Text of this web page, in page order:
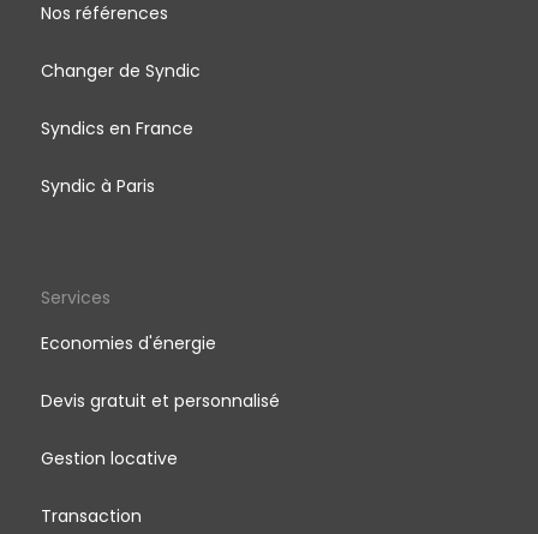
Nos références
Changer de Syndic
Syndics en France
Syndic à Paris
Services
Economies d'énergie
Devis gratuit et personnalisé
Gestion locative
Transaction